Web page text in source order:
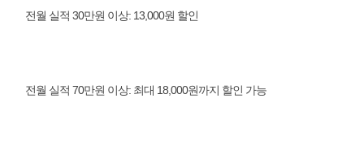
전월 실적 30만원 이상: 13,000원 할인
전월 실적 70만원 이상: 최대 18,000원까지 할인 가능